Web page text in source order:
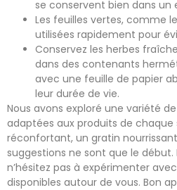
se conservent bien dans un
Les feuilles vertes, comme
utilisées rapidement pour
Conservez les herbes
dans des contenants
avec une feuille de papier
leur durée de vie.
Nous avons exploré une variété
adaptées aux produits de chaque
réconfortant, un gratin
suggestions ne sont que le début.
n’hésitez pas à expérimenter
disponibles autour de vous. Bon